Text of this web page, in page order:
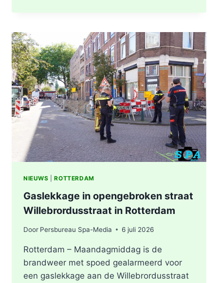
WATER
RAAKT
LANGS
DE
KASTANJESINGEL
IN
ROTTERDAM-
SCHIEBROEK
NIEUWS |ROTTERDAM
Gaslekkage in opengebroken straat
Willebrordusstraat in Rotterdam
Door Persbureau Spa-Media 6 juli 2026
Rotterdam – Maandagmiddag is de
brandweer met spoed gealarmeerd voor
een gaslekkage aan de Willebrordusstraat